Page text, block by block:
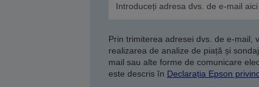
Prin trimiterea adresei dvs. de e-mail,
realizarea de analize de piață și
mail sau alte forme de comunicare
este descris în Declarația Epson